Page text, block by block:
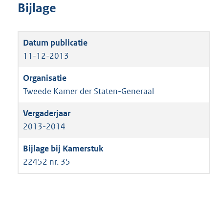
Bijlage
11-12-2013
Tweede Kamer der Staten-Generaal
2013-2014
22452 nr. 35